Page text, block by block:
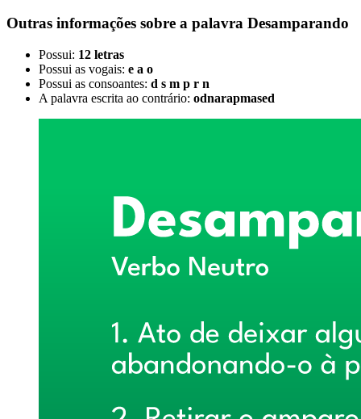
Outras informações sobre a palavra Desamparando
Possui: 12 letras
Possui as vogais: e a o
Possui as consoantes: d s m p r n
A palavra escrita ao contrário: odnarapmased